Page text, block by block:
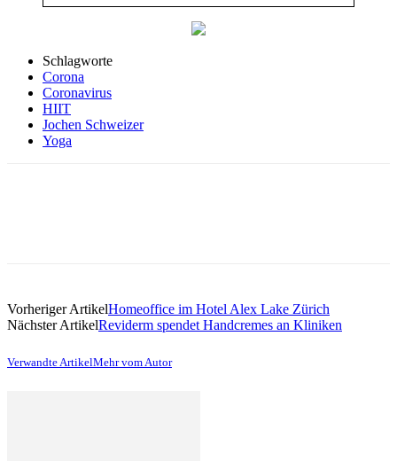
Schlagworte
Corona
Coronavirus
HIIT
Jochen Schweizer
Yoga
Vorheriger ArtikelHomeoffice im Hotel Alex Lake Zürich
Nächster ArtikelReviderm spendet Handcremes an Kliniken
Verwandte ArtikelMehr vom Autor